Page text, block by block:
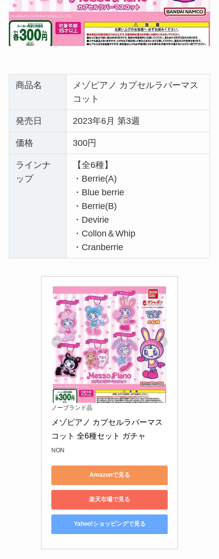
商品名
メゾピアノ カプセルラバーマス
コット
発売日 2023年6月 第3週
価格 300円
ラインナ
ップ
【全6種】
・Berrie(A)
・Blue berrie
・Berrie(B)
・Devirie
・Collon＆Whip
・Cranberrie
ノーブランド品
メゾピアノ カプセルラバーマス
コット 全6種セット ガチャ
NON
Amazonで見る
楽天市場で見る
Yahoo!ショッピングで見る